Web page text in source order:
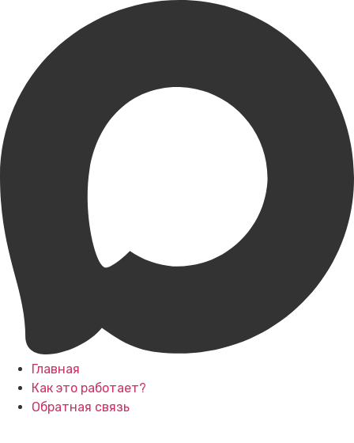
Главная
Как это работает?
Обратная связь